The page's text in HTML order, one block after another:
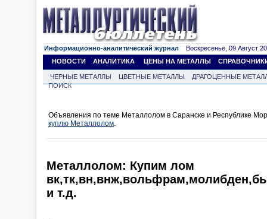
Информационно-аналитический журнал Воскресенье, 09 Август
НОВОСТИ
АНАЛИТИКА ЦЕНЫ НА МЕТАЛЛЫ
ЧЕРНЫЕ МЕТАЛЛЫ ЦВЕТНЫЕ МЕТАЛЛЫ
ДРАГОЦЕННЫЕ
ПОИСК
Объявления по теме Металлолом в Саранске и Республике
куплю Металлолом.
Металлолом: Купим лом
и т.д.